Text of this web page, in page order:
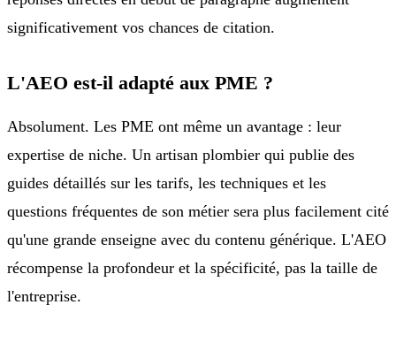
significativement vos chances de citation.
L'AEO est-il adapté aux PME ?
Absolument. Les PME ont même un avantage : leur
expertise de niche. Un artisan plombier qui publie des
guides détaillés sur les tarifs, les techniques et les
questions fréquentes de son métier sera plus facilement cité
qu'une grande enseigne avec du contenu générique. L'AEO
récompense la profondeur et la spécificité, pas la taille de
l'entreprise.